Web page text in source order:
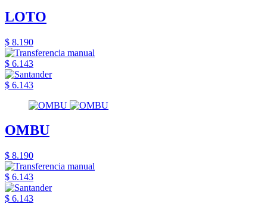
LOTO
$ 8.190
$ 6.143
$ 6.143
OMBU
$ 8.190
$ 6.143
$ 6.143